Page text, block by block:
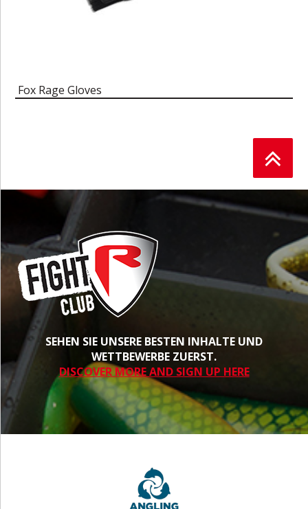
Fox Rage Gloves
SEHEN SIE UNSERE BESTEN INHALTE UND
WETTBEWERBE ZUERST.
DISCOVER MORE AND SIGN UP HERE